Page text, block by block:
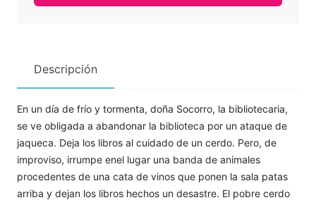
Descripción
En un día de frío y tormenta, doña Socorro, la bibliotecaria,
se ve obligada a abandonar la biblioteca por un ataque de
jaqueca. Deja los libros al cuidado de un cerdo. Pero, de
improviso, irrumpe enel lugar una banda de animales
procedentes de una cata de vinos que ponen la sala patas
arriba y dejan los libros hechos un desastre. El pobre cerdo